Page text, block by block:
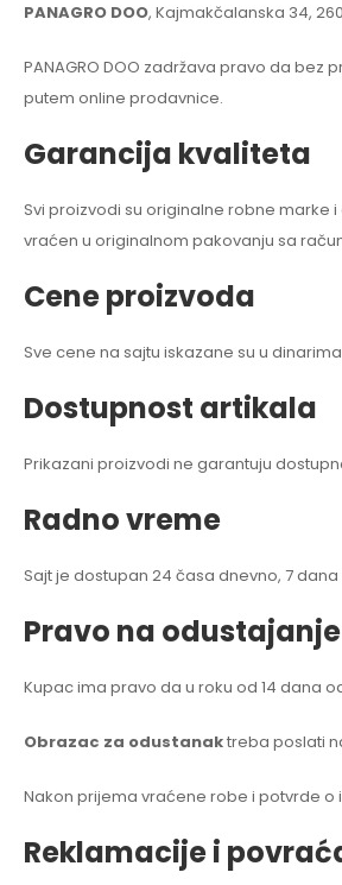
PANAGRO DOO, Kajmakčalanska 34,
PANAGRO DOO zadržava pravo da
putem online prodavnice.
Garancija kvaliteta
Svi proizvodi su originalne robne marke
vraćen u originalnom pakovanju sa
Cene proizvoda
Sve cene na sajtu iskazane su u
Dostupnost artikala
Prikazani proizvodi ne garantuju
Radno vreme
Sajt je dostupan 24 časa dnevno, 7
Pravo na odustajanje
Kupac ima pravo da u roku od 14 dana
Obrazac za odustanaktreba poslati
Nakon prijema vraćene robe i potvrde o
Reklamacije i